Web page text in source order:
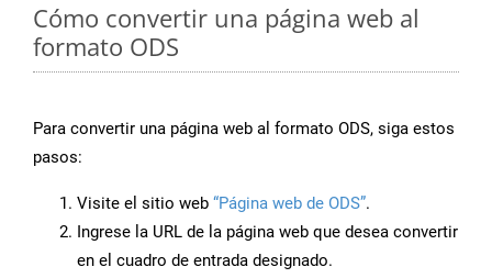
Cómo convertir una página web al
formato ODS
Para convertir una página web al formato ODS, siga estos
pasos:
Visite el sitio web “Página web de ODS”.
Ingrese la URL de la página web que desea convertir
en el cuadro de entrada designado.